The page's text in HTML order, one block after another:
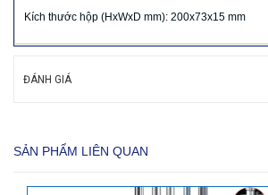
Kích thước hộp (HxWxD mm): 200x73x15 mm
ĐÁNH GIÁ
SẢN PHẨM LIÊN QUAN